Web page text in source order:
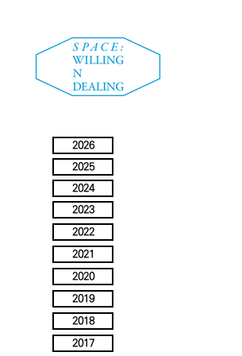
2026
2025
2024
2023
2022
2021
2020
2019
2018
2017